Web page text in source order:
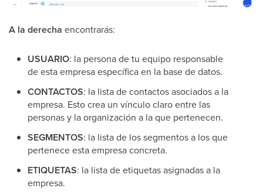
A la derecha encontrarás:
USUARIO: la persona de tu equipo responsable
de esta empresa específica en la base de datos.
CONTACTOS: la lista de contactos asociados a la
empresa. Esto crea un vínculo claro entre las
personas y la organización a la que pertenecen.
SEGMENTOS: la lista de los segmentos a los que
pertenece esta empresa concreta.
ETIQUETAS: la lista de etiquetas asignadas a la
empresa.